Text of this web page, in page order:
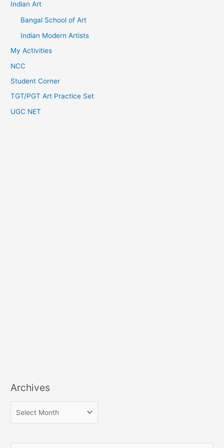
Indian Art
Bangal School of Art
Indian Modern Artists
My Activities
NCC
Student Corner
TGT/PGT Art Practice Set
UGC NET
Archives